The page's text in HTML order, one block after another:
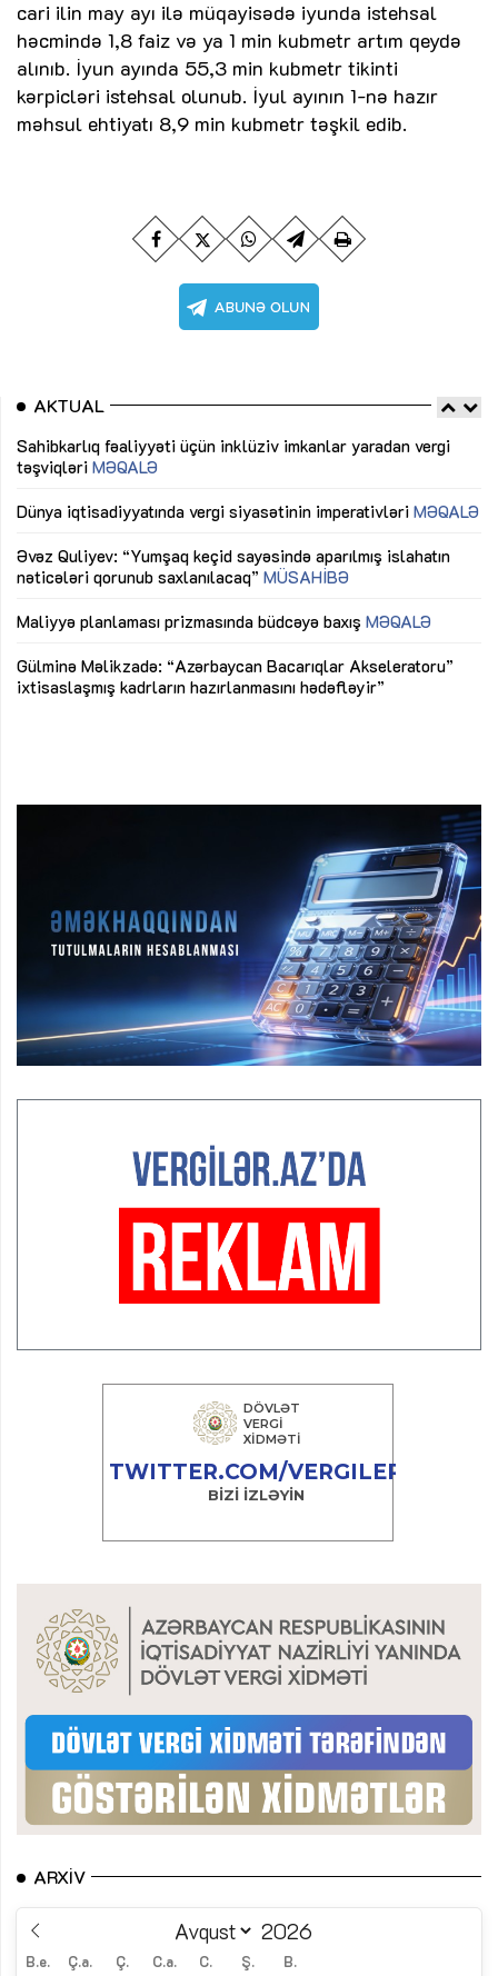
cari ilin may ayı ilə müqayisədə iyunda istehsal
həcmində 1,8 faiz və ya 1 min kubmetr artım qeydə
alınıb. İyun ayında 55,3 min kubmetr tikinti
kərpicləri istehsal olunub. İyul ayının 1-nə hazır
məhsul ehtiyatı 8,9 min kubmetr təşkil edib.
AKTUAL
Sahibkarlıq fəaliyyəti üçün inklüziv imkanlar yaradan vergi
təşviqləri MƏQALƏ
Dünya iqtisadiyyatında vergi siyasətinin imperativləri MƏQALƏ
Əvəz Quliyev: “Yumşaq keçid sayəsində aparılmış islahatın
nəticələri qorunub saxlanılacaq” MÜSAHİBƏ
Maliyyə planlaması prizmasında büdcəyə baxış MƏQALƏ
Gülminə Məlikzadə: “Azərbaycan Bacarıqlar Akseleratoru”
ixtisaslaşmış kadrların hazırlanmasını hədəfləyir”
ARXIV
B.e. Ç.a. Ç. C.a. C. Ş. B.